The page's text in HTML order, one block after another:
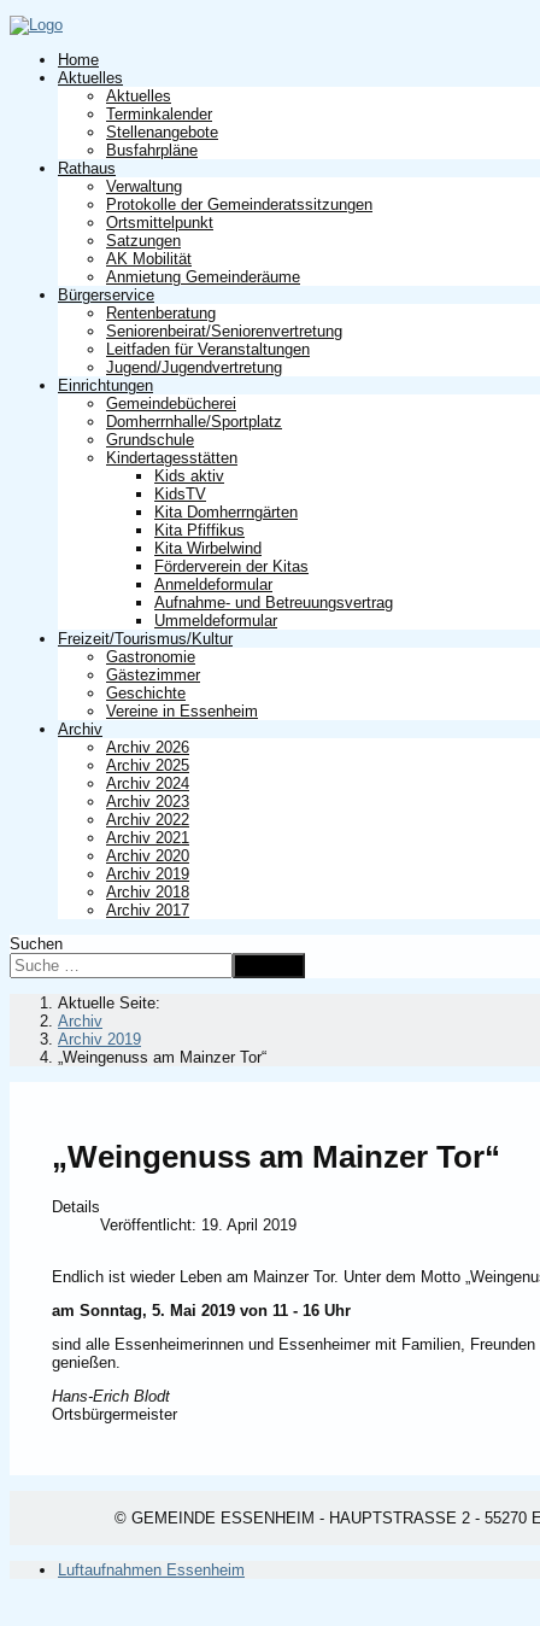
Home
Aktuelles
Aktuelles
Terminkalender
Stellenangebote
Busfahrpläne
Rathaus
Verwaltung
Protokolle der Gemeinderatssitzungen
Ortsmittelpunkt
Satzungen
AK Mobilität
Anmietung Gemeinderäume
Bürgerservice
Rentenberatung
Seniorenbeirat/Seniorenvertretung
Leitfaden für Veranstaltungen
Jugend/Jugendvertretung
Einrichtungen
Gemeindebücherei
Domherrnhalle/Sportplatz
Grundschule
Kindertagesstätten
Kids aktiv
KidsTV
Kita Domherrngärten
Kita Pfiffikus
Kita Wirbelwind
Förderverein der Kitas
Anmeldeformular
Aufnahme- und Betreuungsvertrag
Ummeldeformular
Freizeit/Tourismus/Kultur
Gastronomie
Gästezimmer
Geschichte
Vereine in Essenheim
Archiv
Archiv 2026
Archiv 2025
Archiv 2024
Archiv 2023
Archiv 2022
Archiv 2021
Archiv 2020
Archiv 2019
Archiv 2018
Archiv 2017
Suchen
Aktuelle Seite:
Archiv
Archiv 2019
„Weingenuss am Mainzer Tor“
„Weingenuss am Mainzer Tor“
Details
Veröffentlicht: 19. April 2019
Endlich ist wieder Leben am Mainzer Tor. Unter dem Motto
am Sonntag, 5. Mai 2019 von 11 - 16 Uhr
sind alle Essenheimerinnen und Essenheimer mit Familien,
genießen.
Hans-Erich Blodt
Ortsbürgermeister
© GEMEINDE ESSENHEIM - HAUPTSTRASSE 2 - 55270
Luftaufnahmen Essenheim